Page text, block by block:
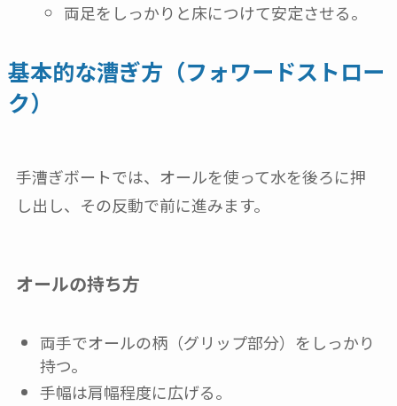
両足をしっかりと床につけて安定させる。
基本的な漕ぎ方（フォワードストロー
ク）
手漕ぎボートでは、オールを使って水を後ろに押
し出し、その反動で前に進みます。
オールの持ち方
両手でオールの柄（グリップ部分）をしっかり
持つ。
手幅は肩幅程度に広げる。